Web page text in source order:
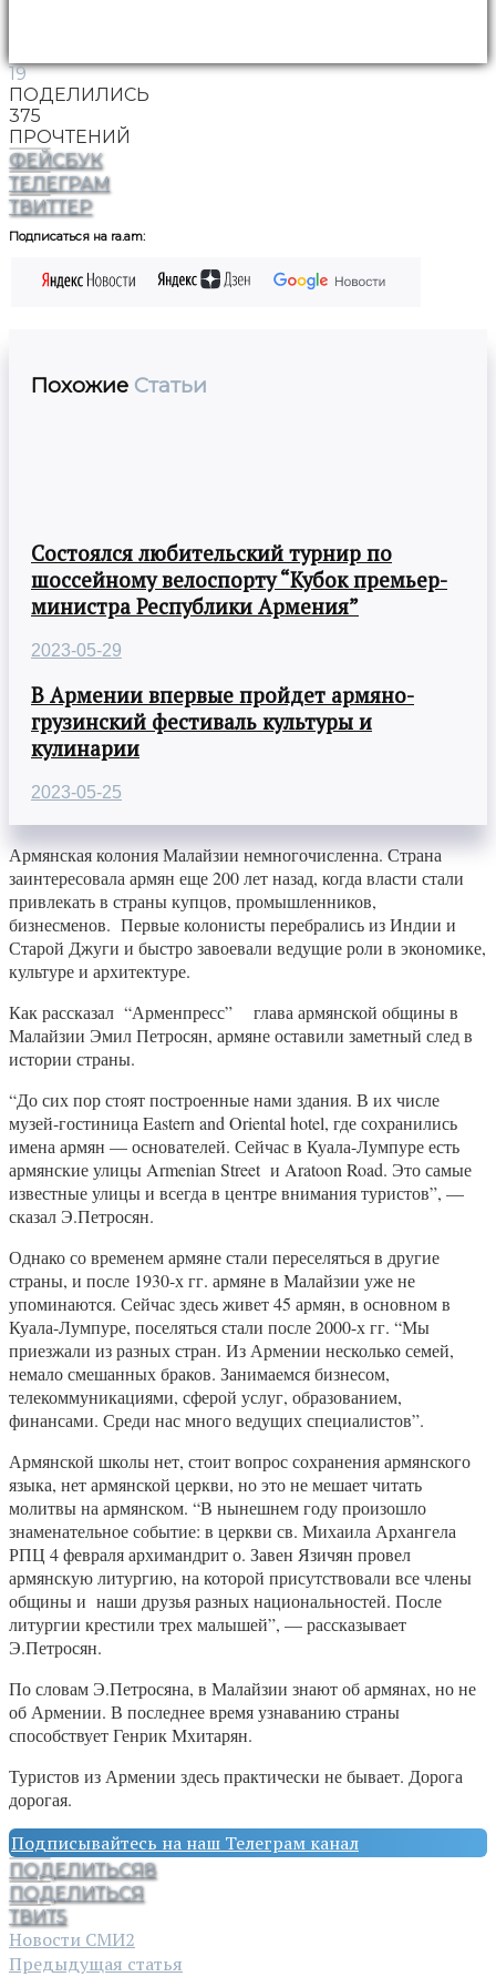
19
ПОДЕЛИЛИСЬ
375
ПРОЧТЕНИЙ
ФЕЙСБУК
ТЕЛЕГРАМ
ТВИТТЕР
Подписаться на ra.am:
Похожие Статьи
Состоялся любительский турнир по
шоссейному велоспорту “Кубок премьер-
министра Республики Армения”
2023-05-29
В Армении впервые пройдет армяно-
грузинский фестиваль культуры и
кулинарии
2023-05-25
Армянская колония Малайзии немногочисленна. Страна
заинтересовала армян еще 200 лет назад, когда власти стали
привлекать в страны купцов, промышленников,
бизнесменов. Первые колонисты перебрались из Индии и
Старой Джуги и быстро завоевали ведущие роли в экономике,
культуре и архитектуре.
Как рассказал “Арменпресс” глава армянской общины в
Малайзии Эмил Петросян, армяне оставили заметный след в
истории страны.
“До сих пор стоят построенные нами здания. В их числе
музей-гостиница Eastern and Oriental hotel, где сохранились
имена армян — основателей. Сейчас в Куала-Лумпуре есть
армянские улицы Armenian Street и Aratoon Road. Это самые
известные улицы и всегда в центре внимания туристов”, —
сказал Э.Петросян.
Однако со временем армяне стали переселяться в другие
страны, и после 1930-х гг. армяне в Малайзии уже не
упоминаются. Сейчас здесь живет 45 армян, в основном в
Куала-Лумпуре, поселяться стали после 2000-х гг. “Мы
приезжали из разных стран. Из Армении несколько семей,
немало смешанных браков. Занимаемся бизнесом,
телекоммуникациями, сферой услуг, образованием,
финансами. Среди нас много ведущих специалистов”.
Армянской школы нет, стоит вопрос сохранения армянского
языка, нет армянской церкви, но это не мешает читать
молитвы на армянском. “В нынешнем году произошло
знаменательное событие: в церкви св. Михаила Архангела
РПЦ 4 февраля архимандрит о. Завен Язичян провел
армянскую литургию, на которой присутствовали все члены
общины и наши друзья разных национальностей. После
литургии крестили трех малышей”, — рассказывает
Э.Петросян.
По словам Э.Петросяна, в Малайзии знают об армянах, но не
об Армении. В последнее время узнаванию страны
способствует Генрик Мхитарян.
Туристов из Армении здесь практически не бывает. Дорога
дорогая.
Подписывайтесь на наш Телеграм канал
ПОДЕЛИТЬСЯ8
ПОДЕЛИТЬСЯ
ТВИТ5
Новости СМИ2
Предыдущая статья